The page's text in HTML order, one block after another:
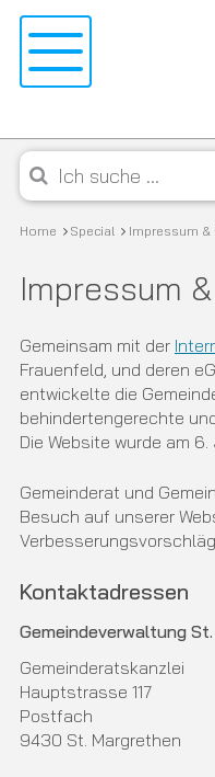
Navigieren in
Schnellnavigation
Suchbegriff
Suche starten
Mobile Navigation
Menu
Breadcrumb
Home Special Impressum &
Impressum
Gemeinsam mit der
Frauenfeld, und deren
entwickelte die
behindertengerechte
Die Website wurde am
Gemeinderat und
Besuch auf unserer
Kontaktadressen
Gemeindeverwaltung
Gemeinderatskanzlei
Hauptstrasse 117
Postfach
9430 St. Margrethen